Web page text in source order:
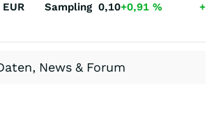
EUR Sampling 0,10+0,91 %
News & Forum